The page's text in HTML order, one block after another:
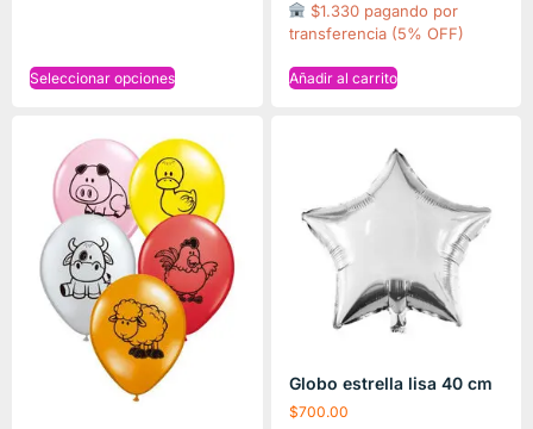
Seleccionar opciones
$1.330 pagando por
transferencia (5% OFF)
Añadir al carrito
Globo estrella lisa 40 cm
$700.00